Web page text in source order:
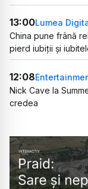
13:00Lumea
China pune frână
pierd iubiții și
12:08
Nick Cave la
credea